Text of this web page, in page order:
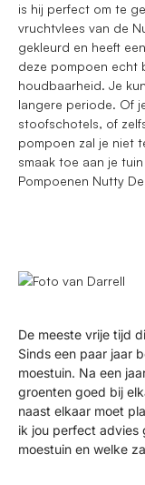
is hij perfect om te
vruchtvlees van de
gekleurd en heeft
deze pompoen echt
houdbaarheid. Je
langere periode. Of
stoofschotels, of
pompoen zal je niet
smaak toe aan je
Pompoenen Nutty
De meeste vrije tijd
Sinds een paar jaar
moestuin. Na een
groenten goed bij
naast elkaar moet
ik jou perfect advies
moestuin en welke